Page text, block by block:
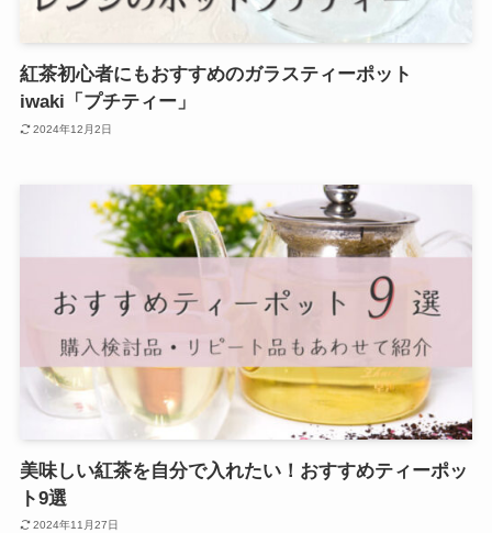
紅茶初心者にもおすすめのガラスティーポット
iwaki「プチティー」
2024年12月2日
美味しい紅茶を自分で入れたい！おすすめティーポッ
ト9選
2024年11月27日